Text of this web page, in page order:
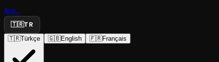
Ara...
🇹🇷TR
🇹🇷Türkçe 🇬🇧English 🇫🇷Français